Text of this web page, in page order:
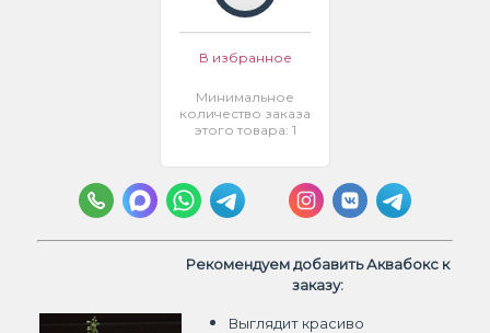
В избранное
Минимальное
количество заказа
этого товара: 1
Рекомендуем добавить Аквабокс к
заказу:
Выглядит красиво